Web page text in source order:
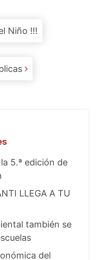
Niño !!!
5.ª edición de
LLEGA A TU
también se
del